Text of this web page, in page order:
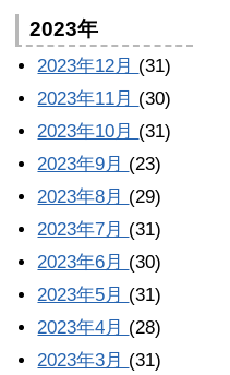
2023年
2023年12月 (31)
2023年11月 (30)
2023年10月 (31)
2023年9月 (23)
2023年8月 (29)
2023年7月 (31)
2023年6月 (30)
2023年5月 (31)
2023年4月 (28)
2023年3月 (31)